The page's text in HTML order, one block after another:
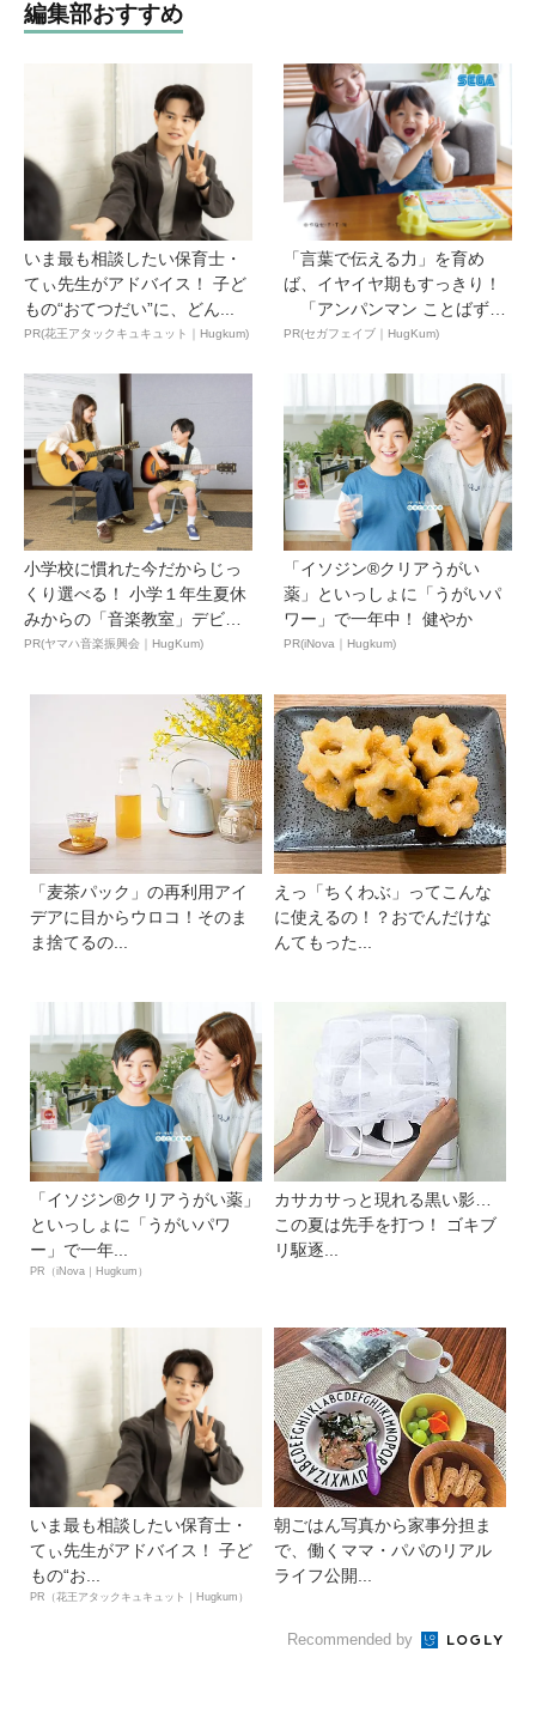
編集部おすすめ
いま最も相談したい保育士・
てぃ先生がアドバイス！ 子ど
もの“おてつだい”に、どん...
PR(花王アタックキュキュット｜Hugkum)
「言葉で伝える力」を育め
ば、イヤイヤ期もすっきり！
「アンパンマン ことばずか
ん...
PR(セガフェイブ｜HugKum)
小学校に慣れた今だからじっ
くり選べる！ 小学１年生夏休
みからの「音楽教室」デビ
ュ...
PR(ヤマハ音楽振興会｜HugKum)
「イソジン®クリアうがい
薬」といっしょに「うがいパ
ワー」で一年中！ 健やか
PR(iNova｜Hugkum)
「麦茶パック」の再利用アイ
デアに目からウロコ！そのま
ま捨てるの...
えっ「ちくわぶ」ってこんな
に使えるの！？おでんだけな
んてもった...
「イソジン®クリアうがい薬」
といっしょに「うがいパワ
ー」で一年...
PR（iNova｜Hugkum）
カサカサっと現れる黒い影…
この夏は先手を打つ！ ゴキブ
リ駆逐...
いま最も相談したい保育士・
てぃ先生がアドバイス！ 子ど
もの“お...
PR（花王アタックキュキュット｜Hugkum）
朝ごはん写真から家事分担ま
で、働くママ・パパのリアル
ライフ公開...
Recommended by